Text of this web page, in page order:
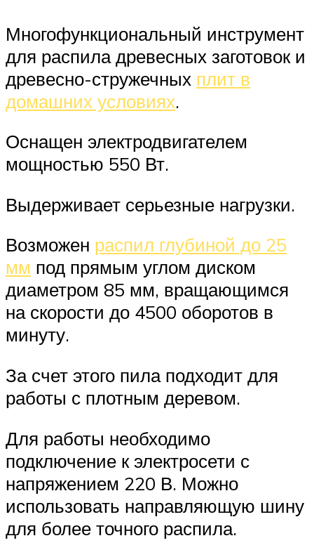
Многофункциональный инструмент
для распила древесных заготовок и
древесно-стружечных плит в
домашних условиях.
Оснащен электродвигателем
мощностью 550 Вт.
Выдерживает серьезные нагрузки.
Возможен распил глубиной до 25
мм под прямым углом диском
диаметром 85 мм, вращающимся
на скорости до 4500 оборотов в
минуту.
За счет этого пила подходит для
работы с плотным деревом.
Для работы необходимо
подключение к электросети с
напряжением 220 В. Можно
использовать направляющую шину
для более точного распила.